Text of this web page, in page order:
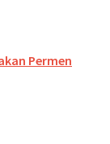
Permen